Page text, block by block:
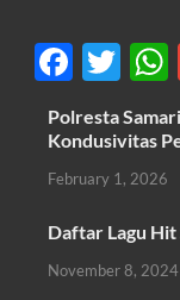
F
ac
e
b
o
o
k
T
w
itt
er
h
p
Polresta
Kondusivitas
February 1, 2026
Daftar Lagu Hit
November 8, 2024